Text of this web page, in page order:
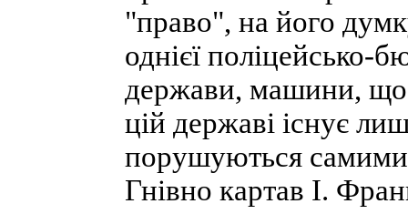
"право", на його
однієї поліцейсько-
держави, машини, що
цій державі існує
порушуються
Гнівно картав І.